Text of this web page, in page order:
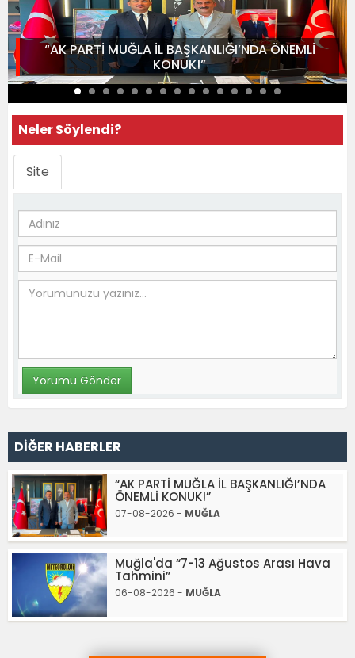
“AK PARTİ MUĞLA İL BAŞKANLIĞI’NDA ÖNEMLİ
KONUK!”
Neler Söylendi?
Site
DİĞER HABERLER
“AK PARTİ MUĞLA İL BAŞKANLIĞI’NDA
ÖNEMLİ KONUK!”
07-08-2026 - MUĞLA
Muğla'da “7-13 Ağustos Arası Hava
Tahmini”
06-08-2026 - MUĞLA